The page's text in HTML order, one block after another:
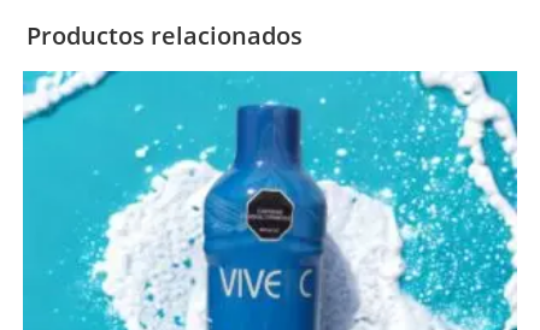
Productos relacionados